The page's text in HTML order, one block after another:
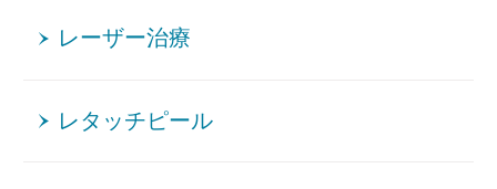
レーザー治療
レタッチピール